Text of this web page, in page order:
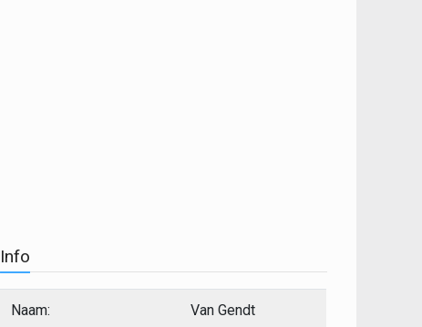
Info
Naam: Van Gendt